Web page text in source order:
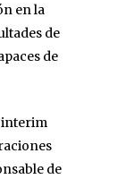
en la
de
de
interim
de